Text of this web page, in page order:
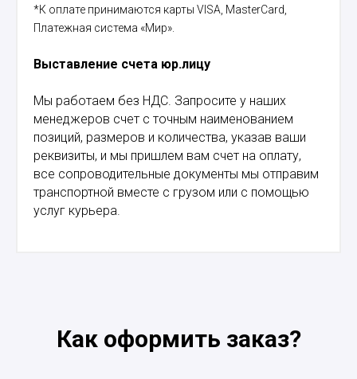
*К оплате принимаются карты VISA, MasterCard,
Платежная система «Мир».
Выставление счета юр.лицу
Мы работаем без НДС. Запросите у наших
менеджеров счет с точным наименованием
позиций, размеров и количества, указав ваши
реквизиты, и мы пришлем вам счет на оплату,
все сопроводительные документы мы отправим
транспортной вместе с грузом или с помощью
услуг курьера.
Как оформить заказ?